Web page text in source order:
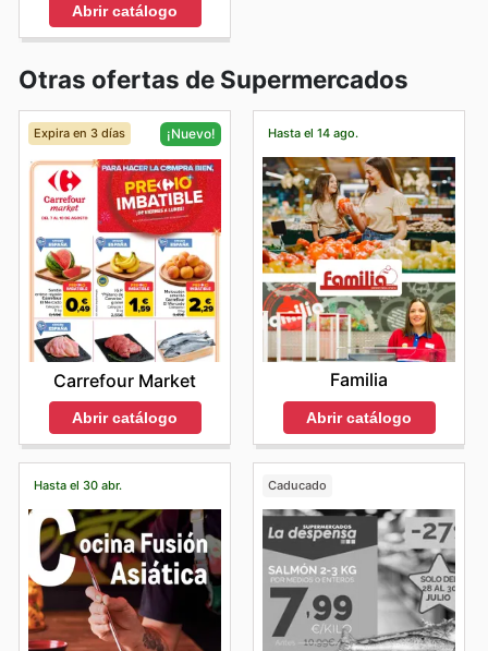
Abrir catálogo
Otras ofertas de Supermercados
Expira en 3 días ¡Nuevo!
Carrefour Market
Abrir catálogo
Hasta el 14 ago.
Familia
Abrir catálogo
Hasta el 30 abr. Caducado